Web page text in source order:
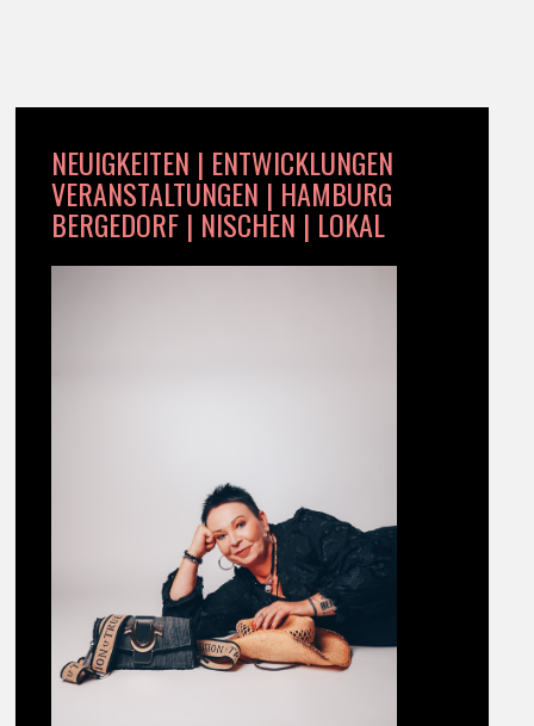
NEUIGKEITEN | ENTWICKLUNGEN
VERANSTALTUNGEN | HAMBURG
BERGEDORF | NISCHEN | LOKAL